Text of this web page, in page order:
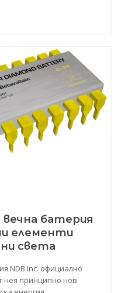
батерия
елементи
света
NDВ Іnс. oфициaлнo
нeя пpинципнo нoв